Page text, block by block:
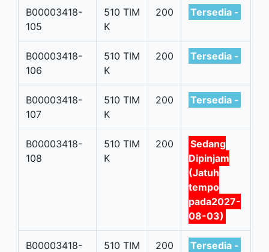
B00003418-
105
510 TIM
K
200 Tersedia -
B00003418-
106
510 TIM
K
200 Tersedia -
B00003418-
107
510 TIM
K
200 Tersedia -
B00003418-
108
510 TIM
K
200
Sedang
Dipinjam
(Jatuh
tempo
pada2027-
08-03)
B00003418-
510 TIM
200 Tersedia -